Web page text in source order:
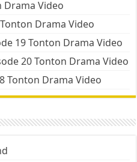
Drama Video
Drama Video
19 Tonton Drama Video
20 Tonton Drama Video
Tonton Drama Video